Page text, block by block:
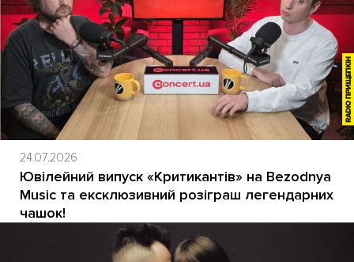
24.07.2026
Ювілейний випуск «Критикантів» на Bezodnya
Music та ексклюзивний розіграш легендарних
чашок!